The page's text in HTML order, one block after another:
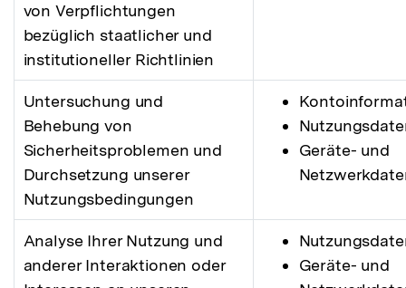
von Verpflichtungen
bezüglich staatlicher und
institutioneller Richtlinien
Untersuchung und
Behebung von
Sicherheitsproblemen und
Durchsetzung unserer
Nutzungsbedingungen
Geräte- und
Analyse Ihrer Nutzung und
anderer Interaktionen oder
Geräte- und